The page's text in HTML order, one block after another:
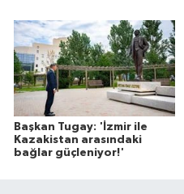
Başkan Tugay: 'İzmir ile
Kazakistan arasındaki
bağlar güçleniyor!'